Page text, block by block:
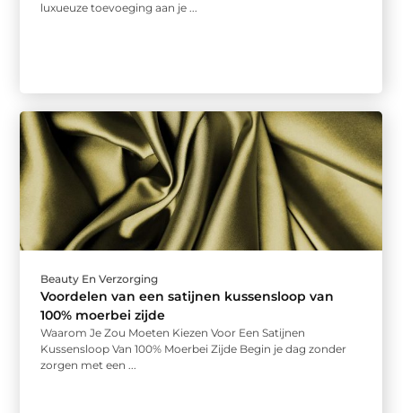
luxueuze toevoeging aan je ...
Beauty En Verzorging
Voordelen van een satijnen kussensloop van
100% moerbei zijde
Waarom Je Zou Moeten Kiezen Voor Een Satijnen
Kussensloop Van 100% Moerbei Zijde Begin je dag zonder
zorgen met een ...